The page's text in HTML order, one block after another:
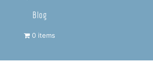
Blog
0 items